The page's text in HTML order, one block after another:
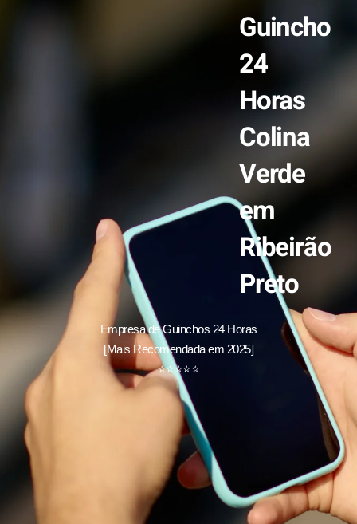
Guincho
24
Horas
Colina
Verde
em
Ribeirão
Preto
Empresa de Guinchos 24 Horas
[Mais Recomendada em 2025]
⭐⭐⭐⭐⭐